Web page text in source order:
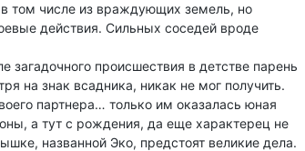
том числе из враждующих земель, но
действия. Сильных соседей вроде
происшествия в детстве парень
на знак всадника, никак не мог получить.
партнера… только им оказалась юная
а тут с рождения, да еще характерец не
названной Эко, предстоят великие дела.